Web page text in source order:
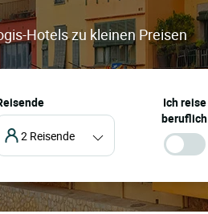
Hotels zu kleinen Preisen
2 Reisende
Ich reise
beruflich